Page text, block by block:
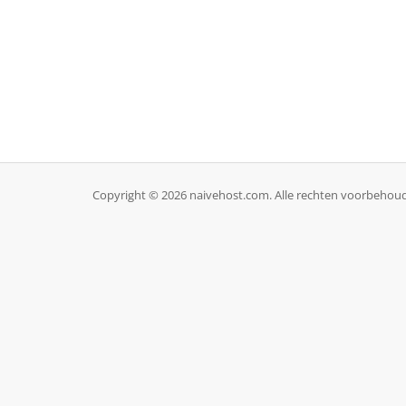
Copyright © 2026 naivehost.com. Alle rechten